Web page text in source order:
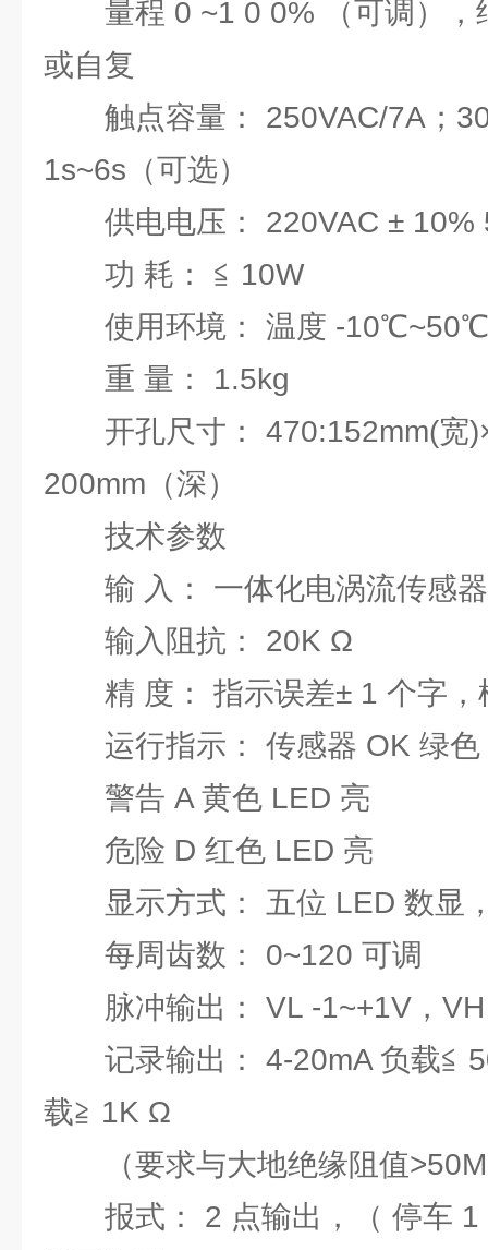
量程 0 ~1 0 0% （可调），
或自复
触点容量： 250VAC/7A；
1s~6s（可选）
供电电压： 220VAC ± 10%
功 耗： ≦ 10W
使用环境： 温度 -10℃~50℃
重 量： 1.5kg
开孔尺寸： 470:152mm(宽
200mm（深）
技术参数
输 入： 一体化电涡流传感器
输入阻抗： 20K Ω
精 度： 指示误差± 1 个字，
运行指示： 传感器 OK 绿色
警告 A 黄色 LED 亮
危险 D 红色 LED 亮
显示方式： 五位 LED 数显
每周齿数： 0~120 可调
脉冲输出： VL -1~+1V，VH
记录输出： 4-20mA 负载≦
载≧ 1K Ω
（要求与大地绝缘阻值
报式： 2 点输出，（ 停车 1